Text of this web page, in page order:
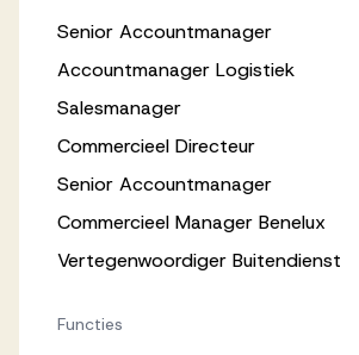
Senior Accountmanager
Accountmanager Logistiek
Salesmanager
Commercieel Directeur
Senior Accountmanager
Commercieel Manager Benelux
Vertegenwoordiger Buitendienst
Functies